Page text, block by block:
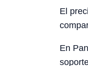
El
En